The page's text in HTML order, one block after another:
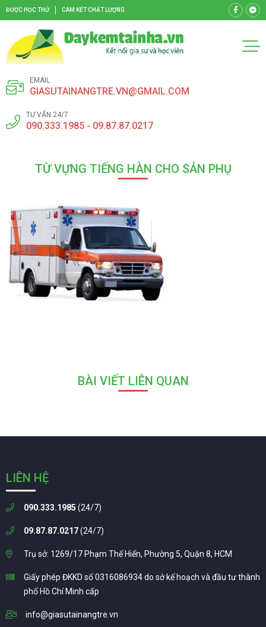
ĐƯỢC HỌC THỬ CAM KẾT CHẤT LƯỢNG
EMAIL
GIASUTAINANGTRE.VN@GMAIL.COM
TƯ VẤN 24/7
090.333.1985 - 09.87.87.0217
TỪ VỰNG TIẾNG HÀN CHO SẢN PHỤ
BÀI VIẾT LIÊN QUAN
LIÊN HỆ
090.333.1985 (24/7)
09.87.87.0217(24/7)
Trụ sở: 1269/17 Phạm Thế Hiển, Phường 5, Quận 8, HCM
Giấy phép ĐKKD số 0316086934 do sở kế hoạch và đầu tư thành
phố Hồ Chí Minh cấp
info@giasutainangtre.vn